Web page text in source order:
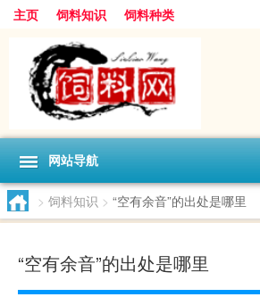
主页 饲料知识 饲料种类
网站导航
> 饲料知识 > “空有余音”的出处是哪里
“空有余音”的出处是哪里